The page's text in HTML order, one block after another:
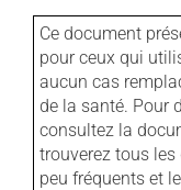
Ce document
pour ceux qui
aucun cas
de la santé. Pour
consultez la
trouverez tous
peu fréquents et